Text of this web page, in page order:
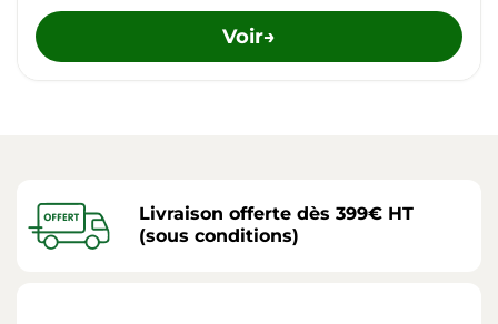
Voir→
Livraison offerte dès 399€ HT
(sous conditions)